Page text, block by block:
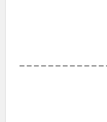
– – – – – – – – – – – –